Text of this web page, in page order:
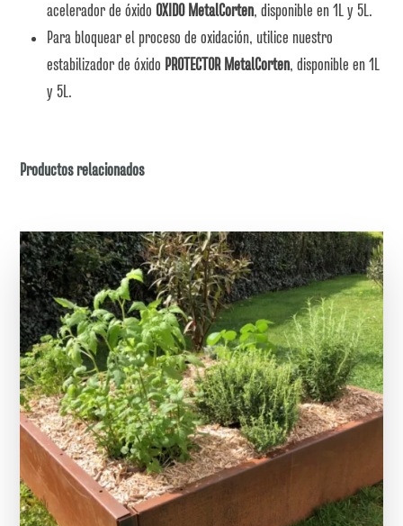
acelerador de óxido OXIDO MetalCorten, disponible en 1L y 5L.
Para bloquear el proceso de oxidación, utilice nuestro
estabilizador de óxido PROTECTOR MetalCorten, disponible en 1L
y 5L.
Productos relacionados